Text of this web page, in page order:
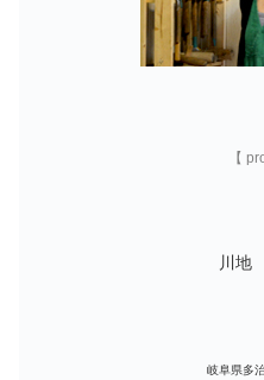
【
川地
岐阜県多